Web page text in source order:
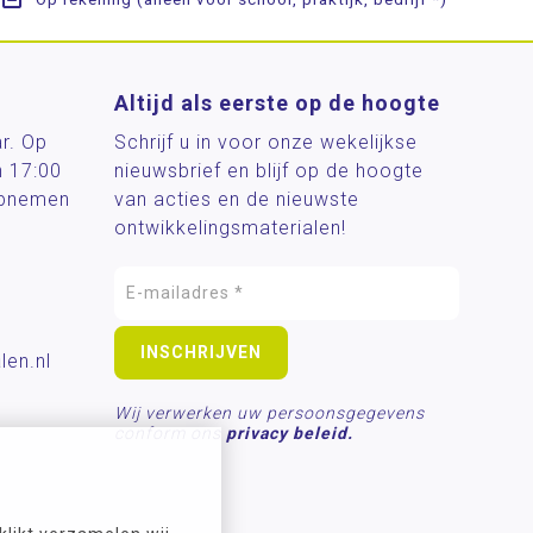
Op
17:00
Altijd als eerste op de hoogte
Schrijf u in voor onze wekelijkse
nieuwsbrief en blijf op de hoogte
van acties en de nieuwste
ontwikkelingsmaterialen!
Wij verwerken uw persoonsgegevens
conform ons privacy beleid.